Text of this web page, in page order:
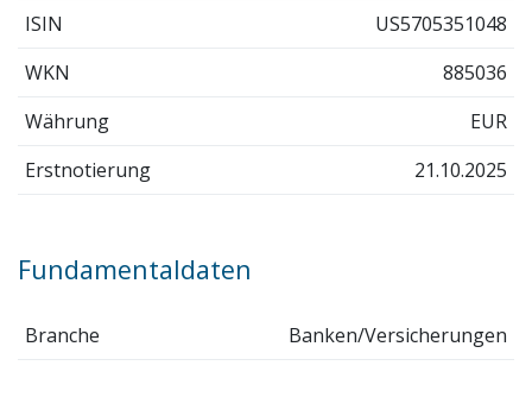
ISIN
US5705351048
WKN
885036
Währung
EUR
Erstnotierung
21.10.2025
Fundamentaldaten
Branche Banken/Versicherungen